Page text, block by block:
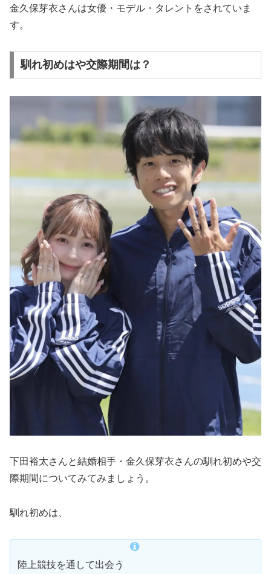
金久保芽衣さんは女優・モデル・タレントをされていま
す。
馴れ初めはや交際期間は？
下田裕太さんと結婚相手・金久保芽衣さんの馴れ初めや交
際期間についてみてみましょう。
馴れ初めは、
陸上競技を通して出会う